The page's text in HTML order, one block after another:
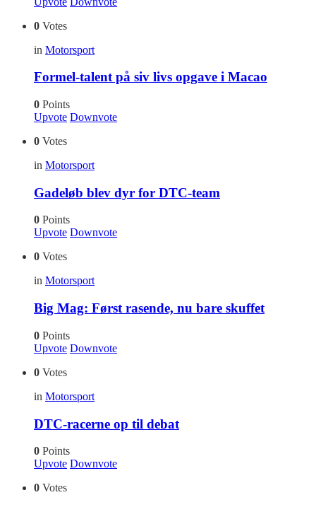
0 Votes
in Motorsport
Formel-talent på siv livs opgave i Macao
0 Points
Upvote Downvote
0 Votes
in Motorsport
Gadeløb blev dyr for DTC-team
0 Points
Upvote Downvote
0 Votes
in Motorsport
Big Mag: Først rasende, nu bare skuffet
0 Points
Upvote Downvote
0 Votes
in Motorsport
DTC-racerne op til debat
0 Points
Upvote Downvote
0 Votes